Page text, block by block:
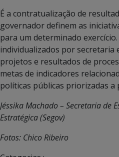
É a contratualização de
governador definem as
para um determinado
individualizados por secretaria
projetos e resultados de
metas de indicadores
políticas públicas priorizadas
Jéssika Machado – Secretaria de
Estratégica (Segov)
Fotos: Chico Ribeiro